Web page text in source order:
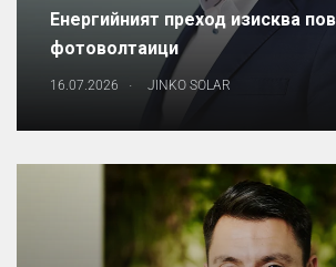
Енергийният преход изисква
фотоволтаици
16.07.2026 . JINKO SOLAR